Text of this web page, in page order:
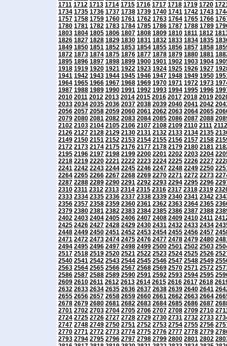
1711 1712 1713 1714 1715 1716 1717 1718 1719 1720
1734 1735 1736 1737 1738 1739 1740 1741 1742 1743
1757 1758 1759 1760 1761 1762 1763 1764 1765 1766
1780 1781 1782 1783 1784 1785 1786 1787 1788 1789
1803 1804 1805 1806 1807 1808 1809 1810 1811 1812
1826 1827 1828 1829 1830 1831 1832 1833 1834 1835
1849 1850 1851 1852 1853 1854 1855 1856 1857 1858
1872 1873 1874 1875 1876 1877 1878 1879 1880 1881
1895 1896 1897 1898 1899 1900 1901 1902 1903 1904
1918 1919 1920 1921 1922 1923 1924 1925 1926 1927
1941 1942 1943 1944 1945 1946 1947 1948 1949 1950
1964 1965 1966 1967 1968 1969 1970 1971 1972 1973
1987 1988 1989 1990 1991 1992 1993 1994 1995 1996
2010 2011 2012 2013 2014 2015 2016 2017 2018 2019
2033 2034 2035 2036 2037 2038 2039 2040 2041 2042
2056 2057 2058 2059 2060 2061 2062 2063 2064 2065
2079 2080 2081 2082 2083 2084 2085 2086 2087 2088
2102 2103 2104 2105 2106 2107 2108 2109 2110 2111 2112
2126 2127 2128 2129 2130 2131 2132 2133 2134 2135
2149 2150 2151 2152 2153 2154 2155 2156 2157 2158
2172 2173 2174 2175 2176 2177 2178 2179 2180 2181
2195 2196 2197 2198 2199 2200 2201 2202 2203 2204
2218 2219 2220 2221 2222 2223 2224 2225 2226 2227
2241 2242 2243 2244 2245 2246 2247 2248 2249 2250
2264 2265 2266 2267 2268 2269 2270 2271 2272 2273
2287 2288 2289 2290 2291 2292 2293 2294 2295 2296
2310 2311 2312 2313 2314 2315 2316 2317 2318 2319
2333 2334 2335 2336 2337 2338 2339 2340 2341 2342
2356 2357 2358 2359 2360 2361 2362 2363 2364 2365
2379 2380 2381 2382 2383 2384 2385 2386 2387 2388
2402 2403 2404 2405 2406 2407 2408 2409 2410 2411
2425 2426 2427 2428 2429 2430 2431 2432 2433 2434
2448 2449 2450 2451 2452 2453 2454 2455 2456 2457
2471 2472 2473 2474 2475 2476 2477 2478 2479 2480
2494 2495 2496 2497 2498 2499 2500 2501 2502 2503
2517 2518 2519 2520 2521 2522 2523 2524 2525 2526
2540 2541 2542 2543 2544 2545 2546 2547 2548 2549
2563 2564 2565 2566 2567 2568 2569 2570 2571 2572
2586 2587 2588 2589 2590 2591 2592 2593 2594 2595
2609 2610 2611 2612 2613 2614 2615 2616 2617 2618
2632 2633 2634 2635 2636 2637 2638 2639 2640 2641
2655 2656 2657 2658 2659 2660 2661 2662 2663 2664
2678 2679 2680 2681 2682 2683 2684 2685 2686 2687
2701 2702 2703 2704 2705 2706 2707 2708 2709 2710
2724 2725 2726 2727 2728 2729 2730 2731 2732 2733
2747 2748 2749 2750 2751 2752 2753 2754 2755 2756
2770 2771 2772 2773 2774 2775 2776 2777 2778 2779
2793 2794 2795 2796 2797 2798 2799 2800 2801 2802